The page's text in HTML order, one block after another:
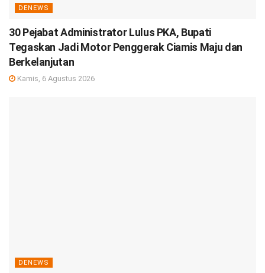
DENEWS
30 Pejabat Administrator Lulus PKA, Bupati
Tegaskan Jadi Motor Penggerak Ciamis Maju dan
Berkelanjutan
Kamis, 6 Agustus 2026
DENEWS